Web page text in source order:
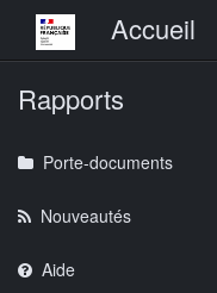
Menu principalAccueil
Rapports
Porte-documents
Nouveautés
Aide